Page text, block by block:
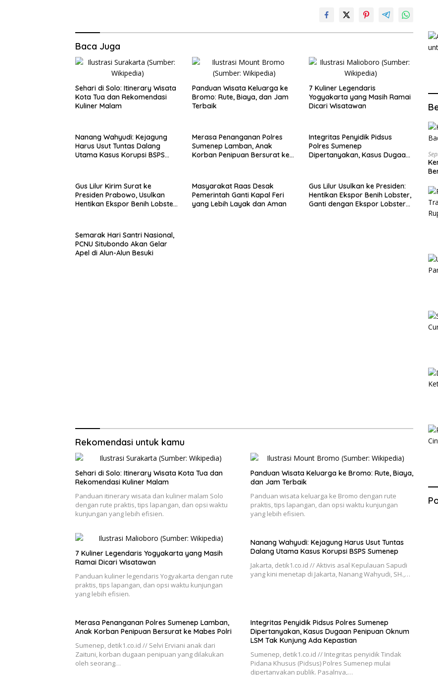
Baca Juga
Sehari di Solo: Itinerary Wisata
Kota Tua dan Rekomendasi
Kuliner Malam
Panduan Wisata Keluarga ke
Bromo: Rute, Biaya, dan Jam
Terbaik
7 Kuliner Legendaris
Yogyakarta yang Masih Ramai
Dicari Wisatawan
Nanang Wahyudi: Kejagung
Harus Usut Tuntas Dalang
Utama Kasus Korupsi BSPS
Merasa Penanganan Polres
Sumenep Lamban, Anak
Korban Penipuan Bersurat ke
Integritas Penyidik Pidsus
Polres Sumenep
Dipertanyakan, Kasus Dugaan
Gus Lilur Kirim Surat ke
Presiden Prabowo, Usulkan
Hentikan Ekspor Benih Lobster
Masyarakat Raas Desak
Pemerintah Ganti Kapal Feri
yang Lebih Layak dan Aman
Gus Lilur Usulkan ke Presiden:
Hentikan Ekspor Benih Lobster,
Ganti dengan Ekspor Lobster
Semarak Hari Santri Nasional,
PCNU Situbondo Akan Gelar
Apel di Alun-Alun Besuki
Rekomendasi untuk kamu
Sehari di Solo: Itinerary Wisata Kota Tua dan
Rekomendasi Kuliner Malam
Panduan itinerary wisata dan kuliner malam Solo
dengan rute praktis, tips lapangan, dan opsi waktu
kunjungan yang lebih efisien.
Panduan Wisata Keluarga ke Bromo: Rute, Biaya,
dan Jam Terbaik
Panduan wisata keluarga ke Bromo dengan rute
praktis, tips lapangan, dan opsi waktu kunjungan
yang lebih efisien.
7 Kuliner Legendaris Yogyakarta yang Masih
Ramai Dicari Wisatawan
Panduan kuliner legendaris Yogyakarta dengan rute
praktis, tips lapangan, dan opsi waktu kunjungan
yang lebih efisien.
Nanang Wahyudi: Kejagung Harus Usut Tuntas
Dalang Utama Kasus Korupsi BSPS Sumenep
Jakarta, detik1.co.id // Aktivis asal Kepulauan Sapudi
yang kini menetap di Jakarta, Nanang Wahyudi, SH.,…
Merasa Penanganan Polres Sumenep Lamban,
Anak Korban Penipuan Bersurat ke Mabes Polri
Sumenep, detik1.co.id // Selvi Erviani anak dari
Zaituni, korban dugaan penipuan yang dilakukan
oleh seorang…
Integritas Penyidik Pidsus Polres Sumenep
Dipertanyakan, Kasus Dugaan Penipuan Oknum
LSM Tak Kunjung Ada Kepastian
Sumenep, detik1.co.id // Integritas penyidik Tindak
Pidana Khusus (Pidsus) Polres Sumenep mulai
dipertanyakan publik. Pasalnya,…